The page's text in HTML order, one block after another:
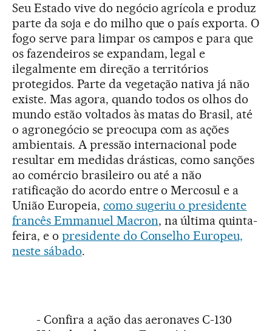
Seu Estado vive do negócio agrícola e produz
parte da soja e do milho que o país exporta. O
fogo serve para limpar os campos e para que
os fazendeiros se expandam, legal e
ilegalmente em direção a territórios
protegidos. Parte da vegetação nativa já não
existe. Mas agora, quando todos os olhos do
mundo estão voltados às matas do Brasil, até
o agronegócio se preocupa com as ações
ambientais. A pressão internacional pode
resultar em medidas drásticas, como sanções
ao comércio brasileiro ou até a não
ratificação do acordo entre o Mercosul e a
União Europeia, como sugeriu o presidente
francês Emmanuel Macron, na última quinta-
feira, e o presidente do Conselho Europeu,
neste sábado.
- Confira a ação das aeronaves C-130